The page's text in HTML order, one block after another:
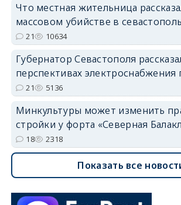
Что местная жительница
массовом убийстве в
21 10634
Губернатор Севастополя
перспективах электроснабжения
21 5136
Минкультуры может изменить
стройки у форта «Северная
18 2318
Показать все